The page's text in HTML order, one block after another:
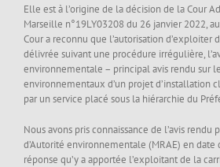
Elle est à l’origine de la décision de la Cour
Marseille n°19LY03208 du 26 janvier 2022,
Cour a reconnu que l’autorisation d’exploiter
délivrée suivant une procédure irrégulière,
environnementale – principal avis rendu sur
environnementaux d’un projet d’installation
par un service placé sous la hiérarchie du
Nous avons pris connaissance de l’avis rendu
d’Autorité environnementale (MRAE) en
réponse qu’y a apportée l’exploitant de la